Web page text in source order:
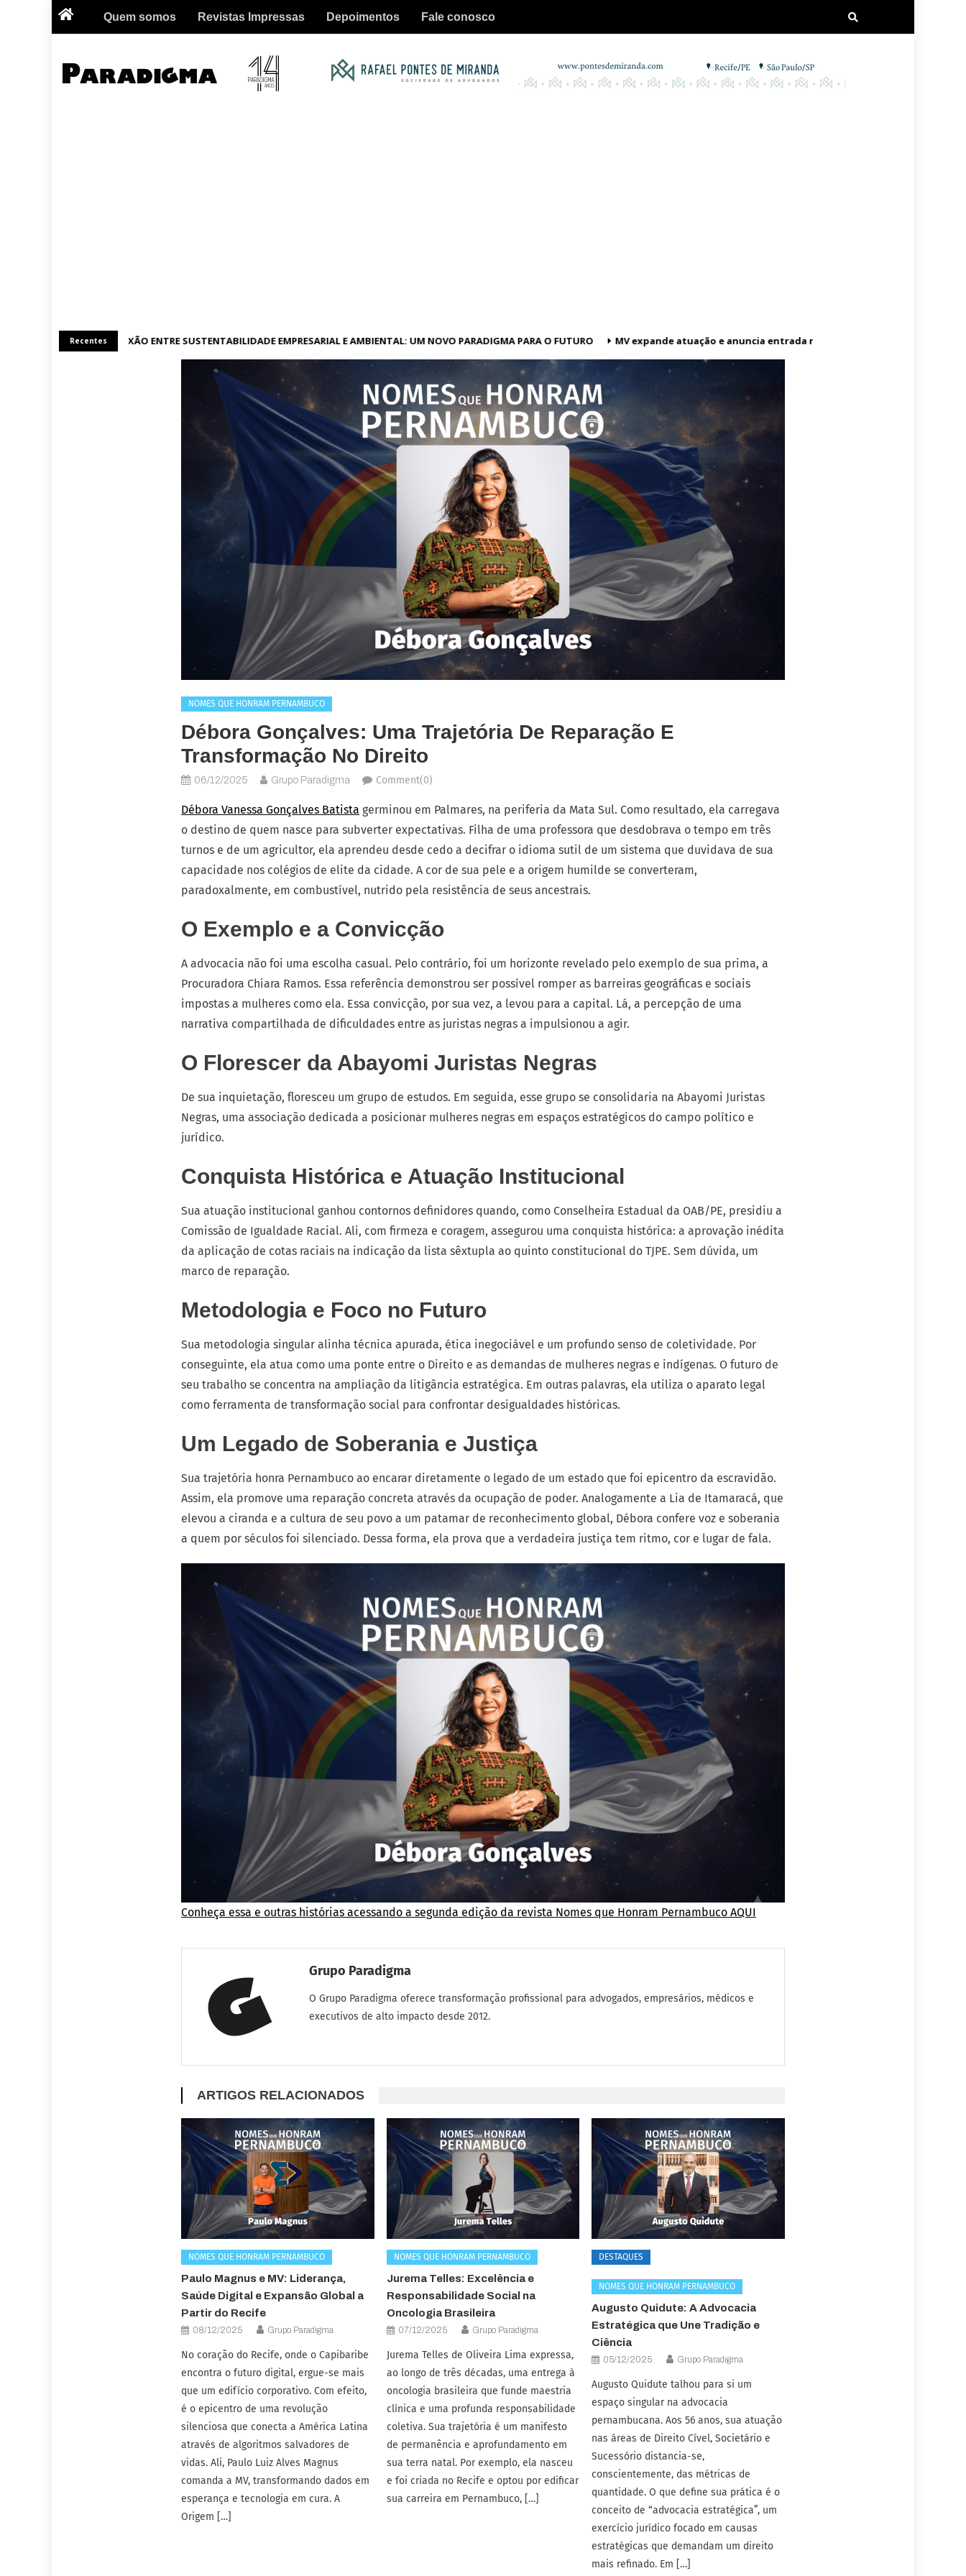
Quem somos Revistas Impressas Depoimentos Fale conosco
Recentes
A CONEXÃO ENTRE SUSTENTABILIDADE EMPRESARIAL E AMBIENTAL: UM NOVO PARADIGMA PARA O FUTURO MV expande atuação e anuncia entrada no mercado dos Estados Unidos
NOMES QUE HONRAM PERNAMBUCO
Débora Gonçalves: Uma Trajetória De Reparação E
Transformação No Direito
06/12/2025 Grupo Paradigma Comment(0)
Débora Vanessa Gonçalves Batista germinou em Palmares, na periferia da Mata Sul. Como resultado, ela carregava
o destino de quem nasce para subverter expectativas. Filha de uma professora que desdobrava o tempo em três
turnos e de um agricultor, ela aprendeu desde cedo a decifrar o idioma sutil de um sistema que duvidava de sua
capacidade nos colégios de elite da cidade. A cor de sua pele e a origem humilde se converteram,
paradoxalmente, em combustível, nutrido pela resistência de seus ancestrais.
O Exemplo e a Convicção
A advocacia não foi uma escolha casual. Pelo contrário, foi um horizonte revelado pelo exemplo de sua prima, a
Procuradora Chiara Ramos. Essa referência demonstrou ser possível romper as barreiras geográficas e sociais
impostas a mulheres como ela. Essa convicção, por sua vez, a levou para a capital. Lá, a percepção de uma
narrativa compartilhada de dificuldades entre as juristas negras a impulsionou a agir.
O Florescer da Abayomi Juristas Negras
De sua inquietação, floresceu um grupo de estudos. Em seguida, esse grupo se consolidaria na Abayomi Juristas
Negras, uma associação dedicada a posicionar mulheres negras em espaços estratégicos do campo político e
jurídico.
Conquista Histórica e Atuação Institucional
Sua atuação institucional ganhou contornos definidores quando, como Conselheira Estadual da OAB/PE, presidiu a
Comissão de Igualdade Racial. Ali, com firmeza e coragem, assegurou uma conquista histórica: a aprovação inédita
da aplicação de cotas raciais na indicação da lista sêxtupla ao quinto constitucional do TJPE. Sem dúvida, um
marco de reparação.
Metodologia e Foco no Futuro
Sua metodologia singular alinha técnica apurada, ética inegociável e um profundo senso de coletividade. Por
conseguinte, ela atua como uma ponte entre o Direito e as demandas de mulheres negras e indígenas. O futuro de
seu trabalho se concentra na ampliação da litigância estratégica. Em outras palavras, ela utiliza o aparato legal
como ferramenta de transformação social para confrontar desigualdades históricas.
Um Legado de Soberania e Justiça
Sua trajetória honra Pernambuco ao encarar diretamente o legado de um estado que foi epicentro da escravidão.
Assim, ela promove uma reparação concreta através da ocupação de poder. Analogamente a Lia de Itamaracá, que
elevou a ciranda e a cultura de seu povo a um patamar de reconhecimento global, Débora confere voz e soberania
a quem por séculos foi silenciado. Dessa forma, ela prova que a verdadeira justiça tem ritmo, cor e lugar de fala.
Conheça essa e outras histórias acessando a segunda edição da revista Nomes que Honram Pernambuco AQUI
Grupo Paradigma
O Grupo Paradigma oferece transformação profissional para advogados, empresários, médicos e
executivos de alto impacto desde 2012.
ARTIGOS RELACIONADOS
NOMES QUE HONRAM PERNAMBUCO
Paulo Magnus e MV: Liderança,
Saúde Digital e Expansão Global a
Partir do Recife
08/12/2025 Grupo Paradigma
No coração do Recife, onde o Capibaribe
encontra o futuro digital, ergue-se mais
que um edifício corporativo. Com efeito,
é o epicentro de uma revolução
silenciosa que conecta a América Latina
através de algoritmos salvadores de
vidas. Ali, Paulo Luiz Alves Magnus
comanda a MV, transformando dados em
esperança e tecnologia em cura. A
Origem […]
NOMES QUE HONRAM PERNAMBUCO
Jurema Telles: Excelência e
Responsabilidade Social na
Oncologia Brasileira
07/12/2025 Grupo Paradigma
Jurema Telles de Oliveira Lima expressa,
ao longo de três décadas, uma entrega à
oncologia brasileira que funde maestria
clínica e uma profunda responsabilidade
coletiva. Sua trajetória é um manifesto
de permanência e aprofundamento em
sua terra natal. Por exemplo, ela nasceu
e foi criada no Recife e optou por edificar
sua carreira em Pernambuco, […]
DESTAQUES
NOMES QUE HONRAM PERNAMBUCO
Augusto Quidute: A Advocacia
Estratégica que Une Tradição e
Ciência
05/12/2025 Grupo Paradigma
Augusto Quidute talhou para si um
espaço singular na advocacia
pernambucana. Aos 56 anos, sua atuação
nas áreas de Direito Cível, Societário e
Sucessório distancia-se,
conscientemente, das métricas de
quantidade. O que define sua prática é o
conceito de “advocacia estratégica”, um
exercício jurídico focado em causas
estratégicas que demandam um direito
mais refinado. Em […]